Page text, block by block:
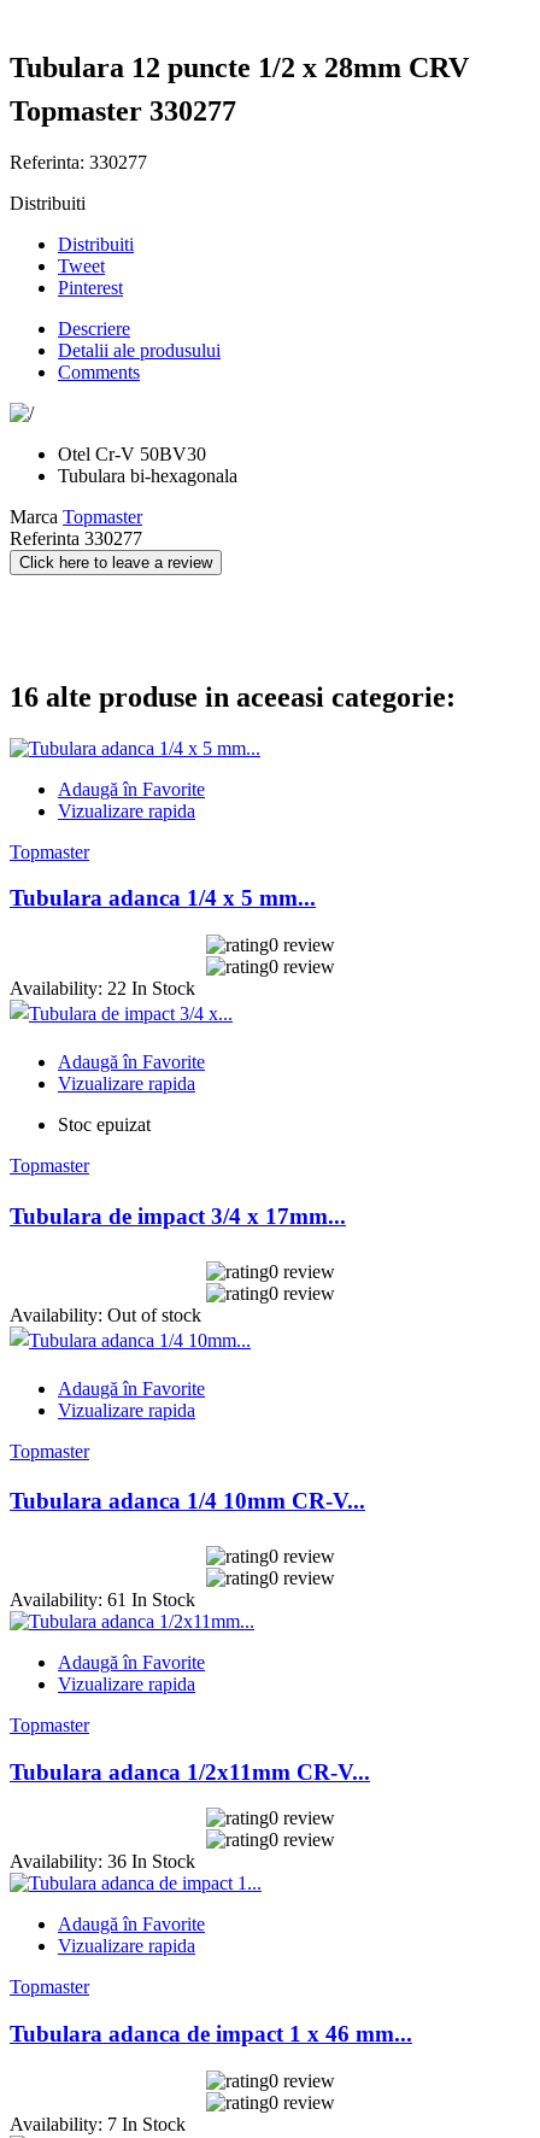
Tubulara 12 puncte 1/2 x 28mm CRV
Topmaster 330277
Referinta: 330277
Distribuiti
Distribuiti
Tweet
Pinterest
Descriere
Detalii ale produsului
Comments
Otel Cr-V 50BV30
Tubulara bi-hexagonala
Marca Topmaster
Referinta 330277
Click here to leave a review
16 alte produse in aceeasi categorie:
Adaugă în Favorite
Vizualizare rapida
Topmaster
Tubulara adanca 1/4 x 5 mm...
0 review
0 review
Availability: 22 In Stock
Adaugă în Favorite
Vizualizare rapida
Stoc epuizat
Topmaster
Tubulara de impact 3/4 x 17mm...
0 review
0 review
Availability: Out of stock
Adaugă în Favorite
Vizualizare rapida
Topmaster
Tubulara adanca 1/4 10mm CR-V...
0 review
0 review
Availability: 61 In Stock
Adaugă în Favorite
Vizualizare rapida
Topmaster
Tubulara adanca 1/2x11mm CR-V...
0 review
0 review
Availability: 36 In Stock
Adaugă în Favorite
Vizualizare rapida
Topmaster
Tubulara adanca de impact 1 x 46 mm...
0 review
0 review
Availability: 7 In Stock